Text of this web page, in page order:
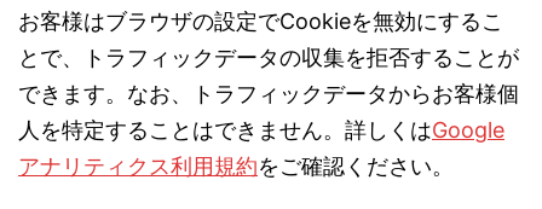
お客様はブラウザの設定でCookieを無効にするこ
とで、トラフィックデータの収集を拒否することが
できます。なお、トラフィックデータからお客様個
人を特定することはできません。詳しくはGoogle
アナリティクス利用規約をご確認ください。